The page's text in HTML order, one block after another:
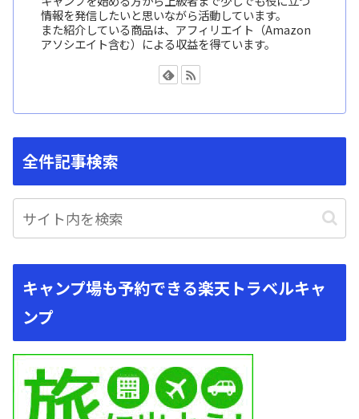
情報を発信したいと思いながら活動しています。
また紹介している商品は、アフィリエイト（Amazon
アソシエイト含む）による収益を得ています。
全件記事検索
キャンプ場も予約できる楽天トラベルキャ
ンプ